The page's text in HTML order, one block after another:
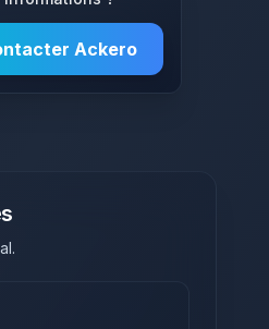
Ackero
.